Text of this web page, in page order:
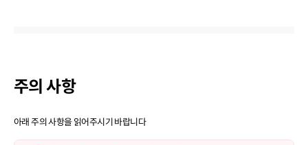
주의 사항
아래 주의 사항을 읽어주시기 바랍니다